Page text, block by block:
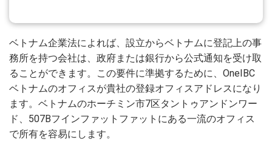
ベトナム企業法によれば、設立からベトナムに登記上の事
務所を持つ会社は、政府または銀行から公式通知を受け取
ることができます。この要件に準拠するために、OneIBC
ベトナムのオフィスが貴社の登録オフィスアドレスになり
ます。ベトナムのホーチミン市7区タントゥアンドンワー
ド、507Bフインファットファットにある一流のオフィス
で所有を容易にします。